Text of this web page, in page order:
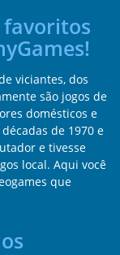
favoritos
viciantes, dos
são jogos de
domésticos e
de 1970 e
e tivesse
local. Aqui você
que